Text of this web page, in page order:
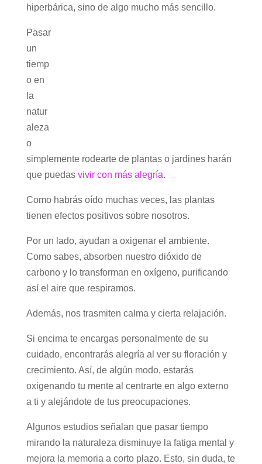
hiperbárica, sino de algo mucho más sencillo.
Pasar
un
tiemp
o en
la
natur
aleza
o
simplemente rodearte de plantas o jardines harán
que puedas vivir con más alegría.
Como habrás oído muchas veces, las plantas
tienen efectos positivos sobre nosotros.
Por un lado, ayudan a oxigenar el ambiente.
Como sabes, absorben nuestro dióxido de
carbono y lo transforman en oxígeno, purificando
así el aire que respiramos.
Además, nos trasmiten calma y cierta relajación.
Si encima te encargas personalmente de su
cuidado, encontrarás alegría al ver su floración y
crecimiento. Así, de algún modo, estarás
oxigenando tu mente al centrarte en algo externo
a ti y alejándote de tus preocupaciones.
Algunos estudios señalan que pasar tiempo
mirando la naturaleza disminuye la fatiga mental y
mejora la memoria a corto plazo. Esto, sin duda, te